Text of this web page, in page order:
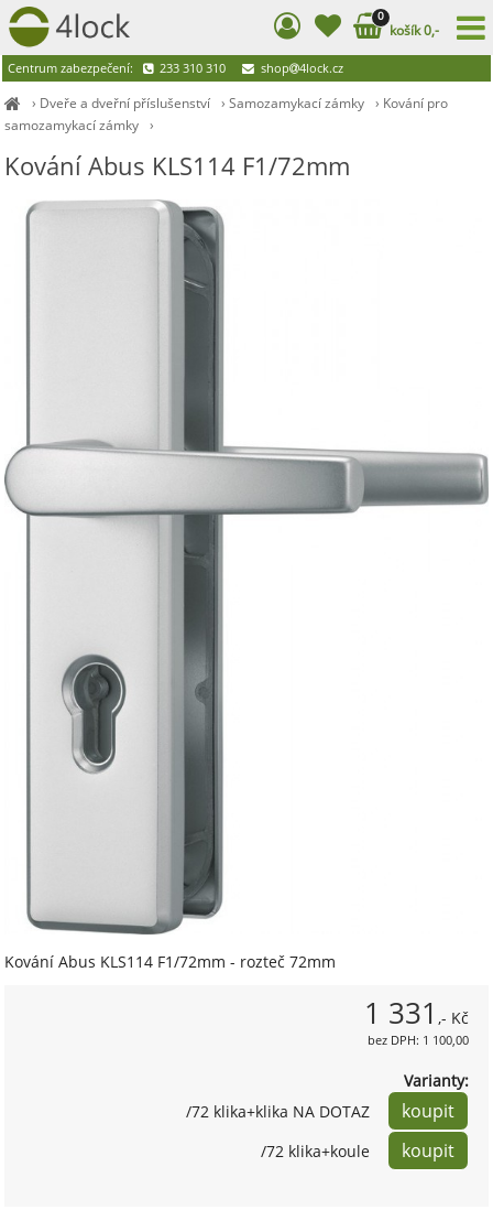
› Dveře a dveřní příslušenství ›Samozamykací zámky › Kování pro
samozamykací zámky ›
Kování Abus KLS114 F1/72mm
Kování Abus KLS114 F1/72mm - rozteč 72mm
1 331 ,- Kč
bez DPH: 1 100,00
Varianty:
/72 klika+klika NA DOTAZ
/72 klika+koule
0
košík 0,-
Centrum zabezpečení: 233 310 310 shop 4lock.cz